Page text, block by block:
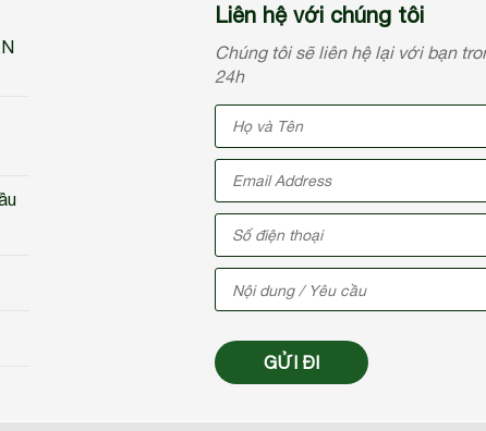
Liên hệ với chúng tôi
Chúng tôi sẽ liên hệ lại với bạn
24h